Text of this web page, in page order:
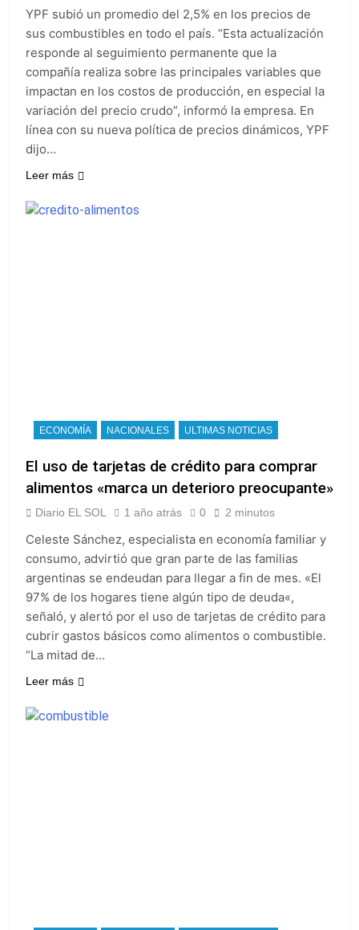
YPF subió un promedio del 2,5% en los precios de
sus combustibles en todo el país. “Esta actualización
responde al seguimiento permanente que la
compañía realiza sobre las principales variables que
impactan en los costos de producción, en especial la
variación del precio crudo”, informó la empresa. En
línea con su nueva política de precios dinámicos, YPF
dijo…
Leer más
ECONOMÍA NACIONALES ULTIMAS NOTICIAS
El uso de tarjetas de crédito para comprar
alimentos «marca un deterioro preocupante»
Diario EL SOL 1 año atrás 0 2 minutos
Celeste Sánchez, especialista en economía familiar y
consumo, advirtió que gran parte de las familias
argentinas se endeudan para llegar a fin de mes. «El
97% de los hogares tiene algún tipo de deuda«,
señaló, y alertó por el uso de tarjetas de crédito para
cubrir gastos básicos como alimentos o combustible.
“La mitad de…
Leer más